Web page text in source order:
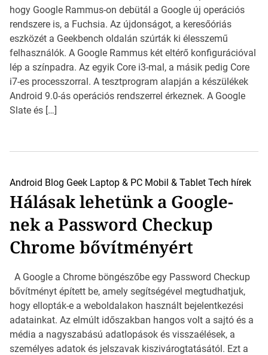
hogy Google Rammus-on debütál a Google új operációs
rendszere is, a Fuchsia. Az újdonságot, a keresőóriás
eszközét a Geekbench oldalán szúrták ki élesszemű
felhasználók. A Google Rammus két eltérő konfigurációval
lép a színpadra. Az egyik Core i3-mal, a másik pedig Core
i7-es processzorral. A tesztprogram alapján a készülékek
Android 9.0-ás operációs rendszerrel érkeznek. A Google
Slate és […]
Android Blog Geek Laptop & PC Mobil & Tablet Tech hírek
Hálásak lehetünk a Google-
nek a Password Checkup
Chrome bővítményért
A Google a Chrome böngészőbe egy Password Checkup
bővítményt épített be, amely segítségével megtudhatjuk,
hogy ellopták-e a weboldalakon használt bejelentkezési
adatainkat. Az elmúlt időszakban hangos volt a sajtó és a
média a nagyszabású adatlopások és visszaélések, a
személyes adatok és jelszavak kiszivárogtatásától. Ezt a